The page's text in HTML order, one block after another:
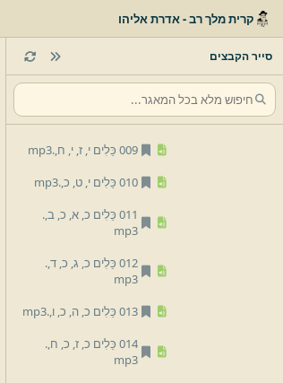
קרית מלך רב - אדרת אליהו
סייר הקבצים
005 כֵּלִים ט,
ב,.
mp3
007 כֵּלִים י,
ג,י,ד,.
mp3
008 כֵּלִים ט,
ו,ט,ז,.
mp3
009 כֵּלִים י,
ז, י, ח,.
mp3
010 כֵּלִים י,
ט, כ,.
mp3
011 כֵּלִים כ,
א, כ, ב,.
mp3
012 כֵּלִים כ,
ג, כ, ד,.
mp3
013 כֵּלִים כ,
ה, כ, ו,.
mp3
014 כֵּלִים כ,
ז, כ, ח,.
mp3